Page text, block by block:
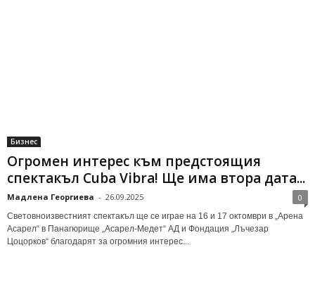
Бизнес
Огромен интерес към предстоящия
спектакъл Cuba Vibra! Ще има втора дата...
Мадлена Георгиева - 26.09.2025 0
Световноизвестният спектакъл ще се играе на 16 и 17 октомври в „Арена
Асарел“ в Панагюрище „Асарел-Медет“ АД и Фондация „Лъчезар
Цоцорков“ благодарят за огромния интерес...